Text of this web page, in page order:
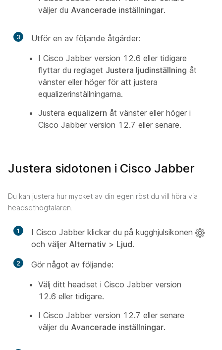
väljer du Avancerade inställningar.
3
Utför en av följande åtgärder:
I Cisco Jabber version 12.6 eller tidigare
flyttar du reglaget Justera ljudinställning åt
vänster eller höger för att justera
equalizerinställningarna.
Justera equalizern åt vänster eller höger i
Cisco Jabber version 12.7 eller senare.
Justera sidotonen i Cisco Jabber
Du kan justera hur mycket av din egen röst du vill höra via
headsethögtalaren.
1
I Cisco Jabber klickar du på kugghjulsikonen
och väljer Alternativ > Ljud.
2
Gör något av följande:
Välj ditt headset i Cisco Jabber version
12.6 eller tidigare.
I Cisco Jabber version 12.7 eller senare
väljer du Avancerade inställningar.